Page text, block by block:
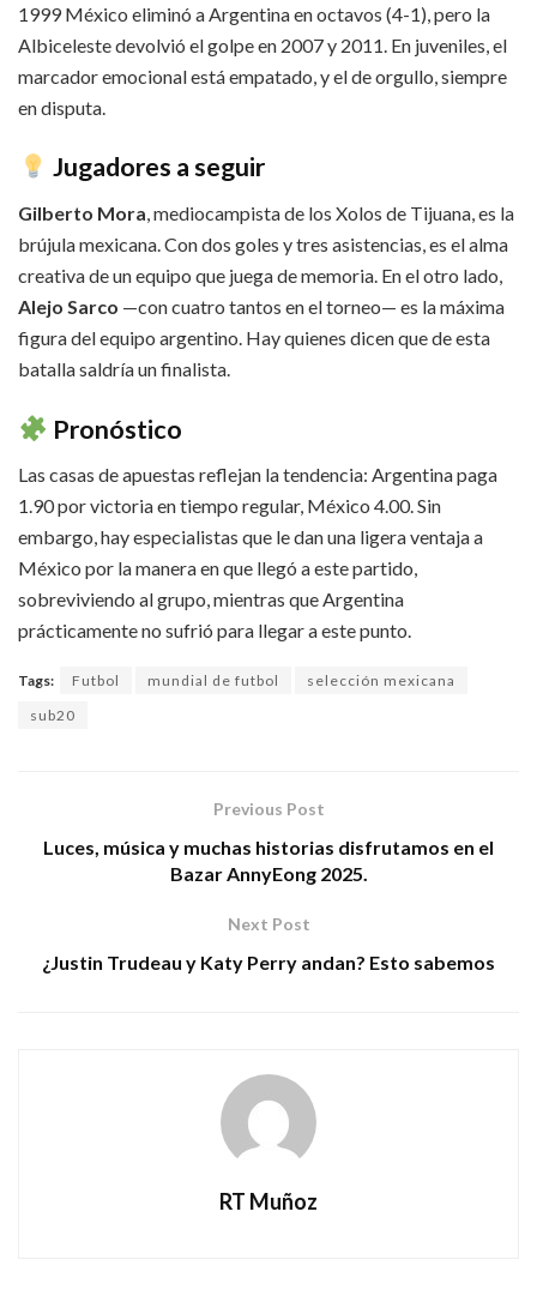
1999 México eliminó a Argentina en octavos (4-1), pero la
Albiceleste devolvió el golpe en 2007 y 2011. En juveniles, el
marcador emocional está empatado, y el de orgullo, siempre
en disputa.
Jugadores a seguir
Gilberto Mora, mediocampista de los Xolos de Tijuana, es la
brújula mexicana. Con dos goles y tres asistencias, es el alma
creativa de un equipo que juega de memoria. En el otro lado,
Alejo Sarco —con cuatro tantos en el torneo— es la máxima
figura del equipo argentino. Hay quienes dicen que de esta
batalla saldría un finalista.
Pronóstico
Las casas de apuestas reflejan la tendencia: Argentina paga
1.90 por victoria en tiempo regular, México 4.00. Sin
embargo, hay especialistas que le dan una ligera ventaja a
México por la manera en que llegó a este partido,
sobreviviendo al grupo, mientras que Argentina
prácticamente no sufrió para llegar a este punto.
Tags: Futbol mundial de futbol
selección mexicana
sub20
Previous Post
Luces, música y muchas historias disfrutamos en el
Bazar AnnyEong 2025.
Next Post
¿Justin Trudeau y Katy Perry andan? Esto sabemos
RT Muñoz